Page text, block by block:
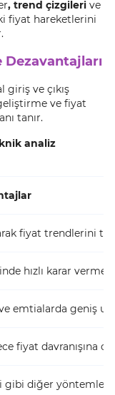
, trend çizgileri ve
fiyat hareketlerini
ve çıkış
ve fiyat
tanır.
analiz
fiyat trendlerini
hızlı karar verme
emtialarda geniş
fiyat davranışına
gibi diğer